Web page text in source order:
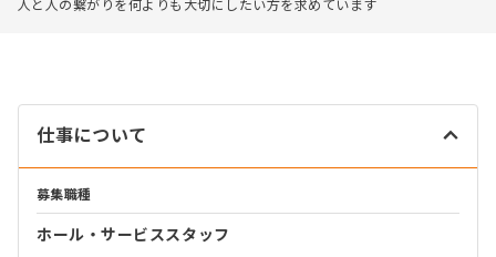
人と人の繋がりを何よりも大切にしたい方を求めています
仕事について
募集職種
ホール・サービススタッフ